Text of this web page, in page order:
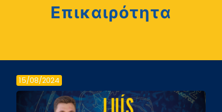
Επικαιρότητα
15/08/2024